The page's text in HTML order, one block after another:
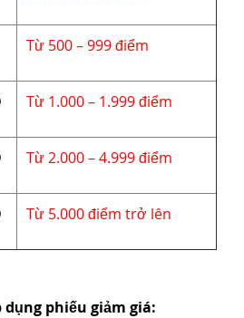
Từ 500 – 999 điểm
Từ 1.000 – 1.999 điểm
Từ 2.000 – 4.999 điểm
Từ 5.000 điểm trở lên
phiếu giảm giá: